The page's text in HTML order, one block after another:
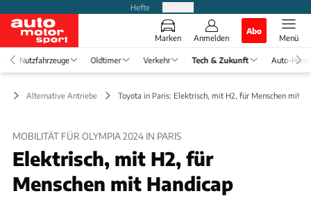
Hefte
Marken Anmelden
Abo
Menü
Nutzfahrzeuge Oldtimer Verkehr Tech & Zukunft Auto-
Alternative Antriebe Toyota in Paris: Elektrisch, mit H2, für Menschen mit
MOBILITÄT FÜR OLYMPIA 2024 IN PARIS
Elektrisch, mit H2, für
Menschen mit Handicap